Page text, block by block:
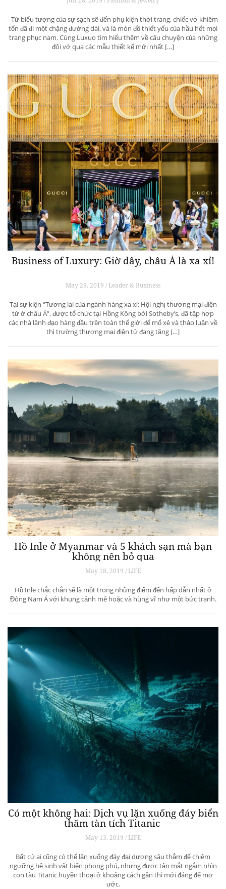
Từ biểu tượng của sự sạch sẽ đến phụ kiện thời trang, chiếc vớ khiêm
tốn đã đi một chặng đường dài, và là món đồ thiết yếu của hầu hết mọi
trang phục nam. Cùng Luxuo tìm hiểu thêm về câu chuyện của những
đôi vớ qua các mẫu thiết kế mới nhất […]
Business of Luxury: Giờ đây, châu Á là xa xỉ!
May 29, 2019 / Leader & Business
Tại sự kiện “Tương lai của ngành hàng xa xỉ: Hội nghị thương mại điện
tử ở châu Á”, được tổ chức tại Hồng Kông bởi Sotheby’s, đã tập hợp
các nhà lãnh đạo hàng đầu trên toàn thế giới để mổ xẻ và thảo luận về
thị trường thương mại điện tử đang tăng […]
Hồ Inle ở Myanmar và 5 khách sạn mà bạn
không nên bỏ qua
May 18, 2019 / LIFE
Hồ Inle chắc chắn sẽ là một trong những điểm đến hấp dẫn nhất ở
Đông Nam Á với khung cảnh mê hoặc và hùng vĩ như một bức tranh.
Có một không hai: Dịch vụ lặn xuống đáy biển
thăm tàn tích Titanic
May 13, 2019 / LIFE
Bất cứ ai cũng có thể lặn xuống đáy đại dương sâu thẳm để chiêm
ngưỡng hệ sinh vật biển phong phú, nhưng được tận mắt ngắm nhìn
con tàu Titanic huyền thoại ở khoảng cách gần thì mới đáng để mơ
ước.